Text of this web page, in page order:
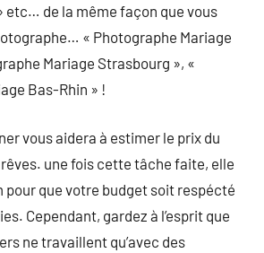
etc… de la même façon que vous
« Photographe Mariage
Mariage Strasbourg », «
Bas-Rhin » !
vous aidera à estimer le prix du
une fois cette tâche faite, elle
pour que votre budget soit respécté
Cependant, gardez à l’esprit que
ne travaillent qu’avec des